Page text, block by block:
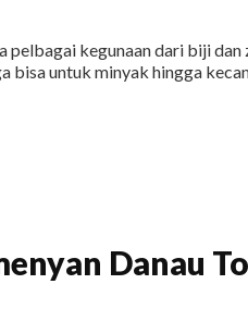
pelbagai kegunaan dari biji dan
bisa untuk minyak hingga
Danau